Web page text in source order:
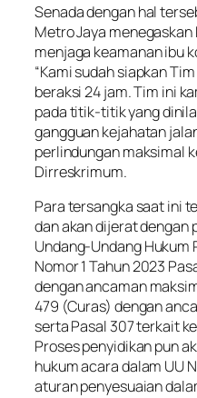
Senada dengan hal
Metro Jaya
menjaga keamanan ibu
“Kami sudah siapkan
beraksi 24 jam. Tim ini
pada titik-titik yang
gangguan kejahatan
perlindungan maksimal
Dirreskrimum.
Para tersangka saat ini
dan akan dijerat dengan
Undang-Undang Hukum
Nomor 1 Tahun 2023
dengan ancaman
479 (Curas) dengan
serta Pasal 307 terkait
Proses penyidikan pun
hukum acara dalam UU
aturan penyesuaian